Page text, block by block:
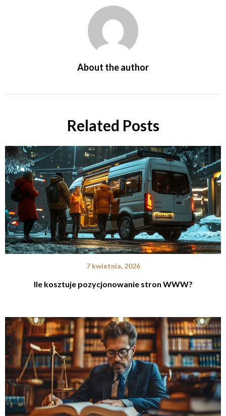
About the author
Related Posts
7 kwietnia, 2026
Ile kosztuje pozycjonowanie stron WWW?